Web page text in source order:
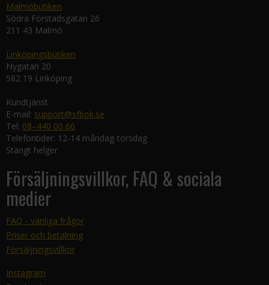
Malmöbutiken
Södra Förstadsgatan 26
211 43 Malmö
Linköpingsbutiken
Nygatan 20
582 19 Linköping
Kundtjänst
E-mail: support@sfbok.se
Tel: 08–440 00 66
Telefontider: 12-14 måndag-torsdag
Stängt helger
Försäljningsvillkor, FAQ & sociala
medier
FAQ - vanliga frågor
Priser och betalning
Försäljningsvillkor
Instagram